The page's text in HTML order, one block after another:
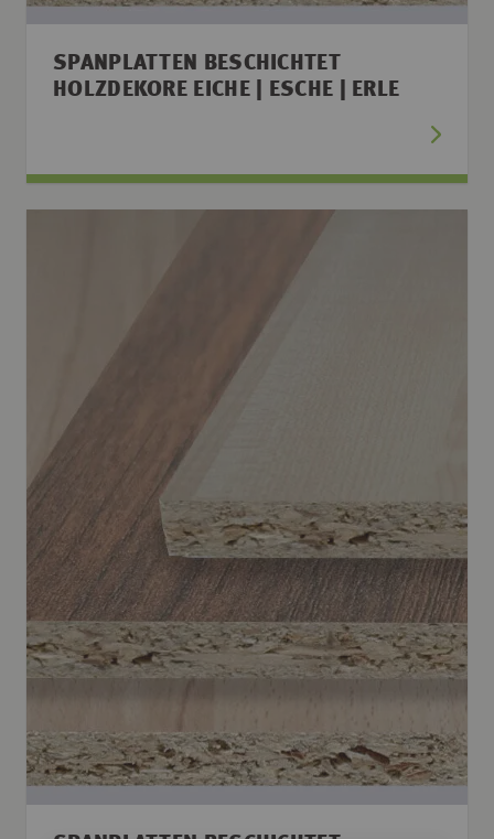
SPANPLATTEN BESCHICHTET
HOLZDEKORE EICHE | ESCHE | ERLE